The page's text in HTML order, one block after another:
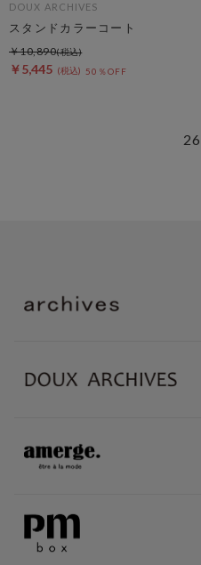
DOUX ARCHIVES
スタンドカラーコート
￥5,445 50％OFF
￥10,890
26